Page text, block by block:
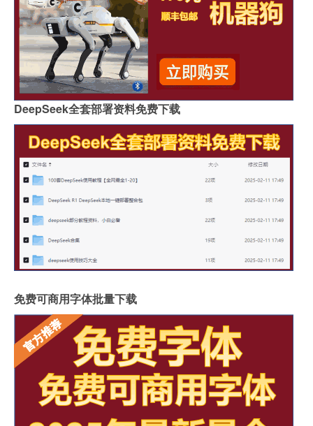
DeepSeek全套部署资料免费下载
免费可商用字体批量下载